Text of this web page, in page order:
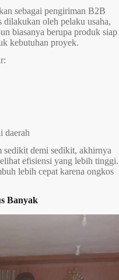
sebagai pengiriman B2B
dilakukan oleh pelaku usaha,
biasanya berupa produk siap
kebutuhan proyek.
daerah
demi sedikit, akhirnya
efisiensi yang lebih tinggi.
lebih cepat karena ongkos
Banyak